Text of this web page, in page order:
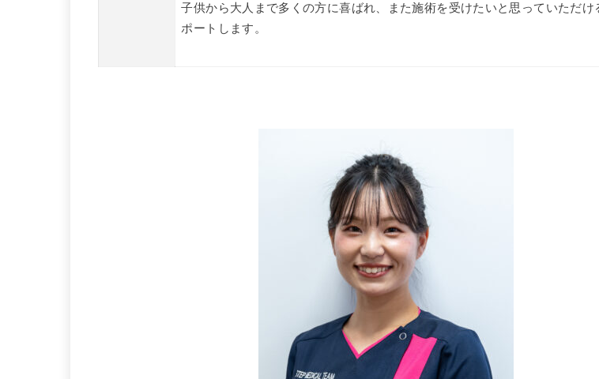
子供から大人まで多くの方に喜ばれ、また施術を受けたいと思っていただけ
ポートします。